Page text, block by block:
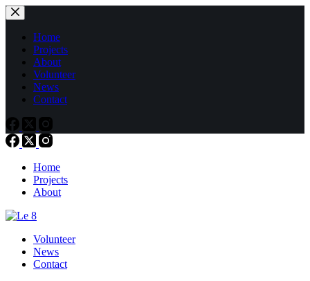
Passer
au
contenuHome
Projects
About
Volunteer
News
Contact
Home
Projects
About
Volunteer
News
Contact